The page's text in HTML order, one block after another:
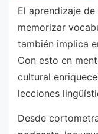
El aprendizaje
memorizar
también implica
Con esto en
cultural
lecciones
Desde